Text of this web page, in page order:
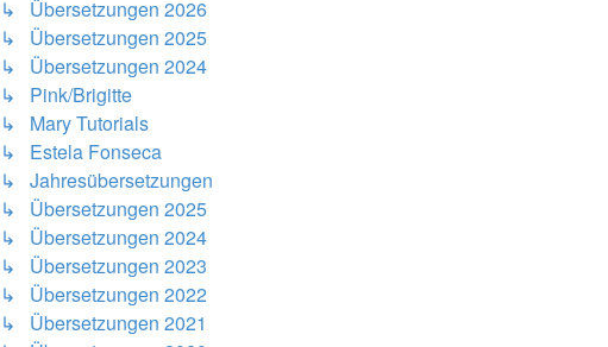
↳ Übersetzungen 2026
↳ Übersetzungen 2025
↳ Übersetzungen 2024
↳ Pink/Brigitte
↳ Mary Tutorials
↳ Estela Fonseca
↳ Jahresübersetzungen
↳ Übersetzungen 2025
↳ Übersetzungen 2024
↳ Übersetzungen 2023
↳ Übersetzungen 2022
↳ Übersetzungen 2021